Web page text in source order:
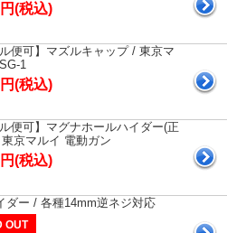
(税込)
ル便可】マズルキャップ / 東京マ
1
(税込)
ル便可】マグナホールハイダー(正
京マルイ 電動ガン
(税込)
ダー / 各種14mm逆ネジ対応
OUT